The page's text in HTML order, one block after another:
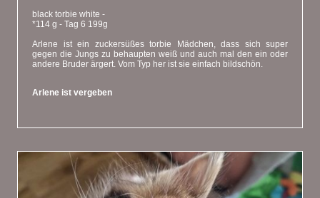
black torbie white -
*114 g - Tag 6 199g
Arlene ist ein zuckersüßes torbie Mädchen, dass sich super
gegen die Jungs zu behaupten weiß und auch mal den ein oder
andere Bruder ärgert. Vom Typ her ist sie einfach bildschön.
Arlene ist vergeben